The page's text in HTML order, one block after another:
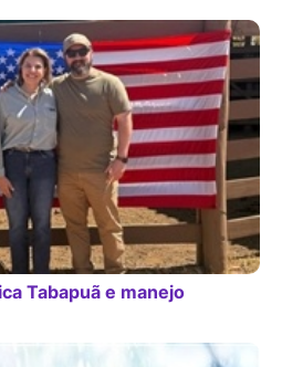
Tabapuã e manejo